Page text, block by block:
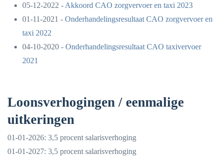
05-12-2022 - Akkoord CAO zorgvervoer en taxi 2023
01-11-2021 - Onderhandelingsresultaat CAO zorgvervoer en
taxi 2022
04-10-2020 - Onderhandelingsresultaat CAO taxivervoer
2021
Loonsverhogingen / eenmalige
uitkeringen
01-01-2026: 3,5 procent salarisverhoging
01-01-2027: 3,5 procent salarisverhoging